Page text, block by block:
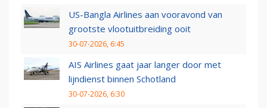
US-Bangla Airlines aan vooravond van
grootste vlootuitbreiding ooit
30-07-2026, 6:45
AIS Airlines gaat jaar langer door met
lijndienst binnen Schotland
30-07-2026, 6:30